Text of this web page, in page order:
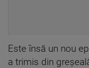
Este însă un nou
a trimis din